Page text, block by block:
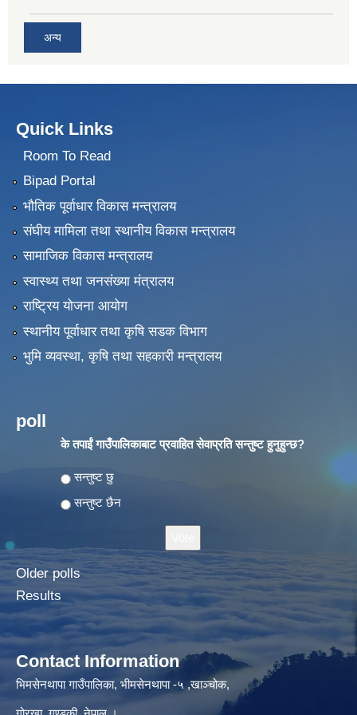
अन्य
Quick Links
Room To Read
Bipad Portal
भौतिक पूर्वाधार विकास मन्त्रालय
संघीय मामिला तथा स्थानीय विकास मन्त्रालय
सामाजिक विकास मन्त्रालय
स्वास्थ्य तथा जनसंख्या मंत्रालय
राष्ट्रिय योजना आयोग
स्थानीय पूर्वाधार तथा कृषि सडक विभाग
भुमि व्यवस्था, कृषि तथा सहकारी मन्त्रालय
poll
के तपाईं गाउँपालिकाबाट प्रवाहित सेवाप्रति सन्तुष्ट हुनुहुन्छ?
Choices
सन्तुष्ट छु
सन्तुष्ट छैन
Older polls
Results
Contact Information
भिमसेनथापा गाउँपालिका, भीमसेनथापा -५ ,खाञ्चोक,